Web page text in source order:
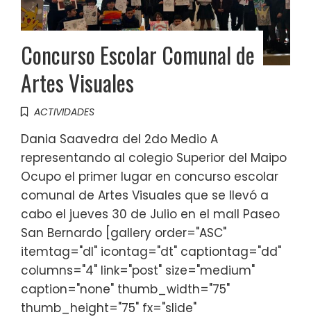
Concurso Escolar Comunal de
Artes Visuales
ACTIVIDADES
Dania Saavedra del 2do Medio A
representando al colegio Superior del Maipo
Ocupo el primer lugar en concurso escolar
comunal de Artes Visuales que se llevó a
cabo el jueves 30 de Julio en el mall Paseo
San Bernardo [gallery order="ASC"
itemtag="dl" icontag="dt" captiontag="dd"
columns="4" link="post" size="medium"
caption="none" thumb_width="75"
thumb_height="75" fx="slide"